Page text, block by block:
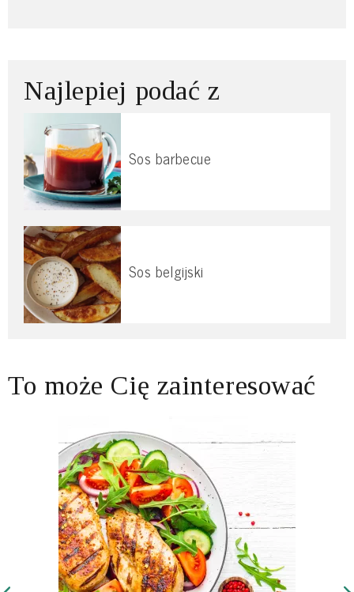
Najlepiej podać z
Sos barbecue
Sos belgijski
To może Cię zainteresować